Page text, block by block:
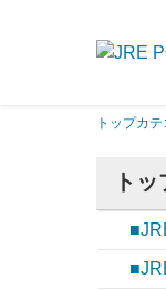
トップカ
ト